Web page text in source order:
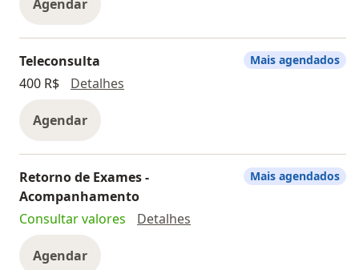
Agendar
Teleconsulta
400 R$
Detalhes
Agendar
Mais agendados
Retorno de Exames -
Acompanhamento
Consultar valores
Detalhes
Agendar
Mais agendados